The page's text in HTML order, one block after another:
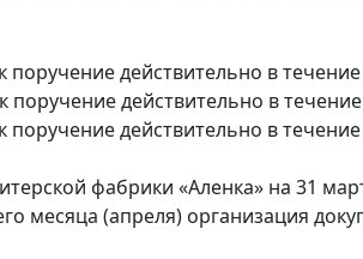
поручение действительно в
поручение действительно в
поручение действительно в
фабрики «Аленка» на 31
месяца (апреля) организация